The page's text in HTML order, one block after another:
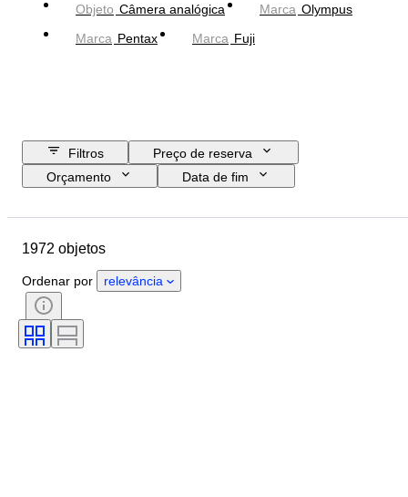
Objeto Câmera analógica Marca Olympus
Marca Pentax Marca Fuji
Filtros
Preço de reserva
Orçamento
Data de fim
Estado
Técnica
Idioma
Cor
Montagem da lente
Tipo de microscópio
1972 objetos
Ordenar por relevância